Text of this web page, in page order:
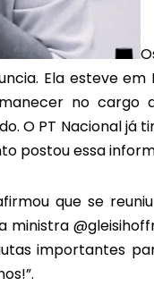
Ela esteve
no cargo
O PT Nacional já
postou essa
que se
ministra
importantes